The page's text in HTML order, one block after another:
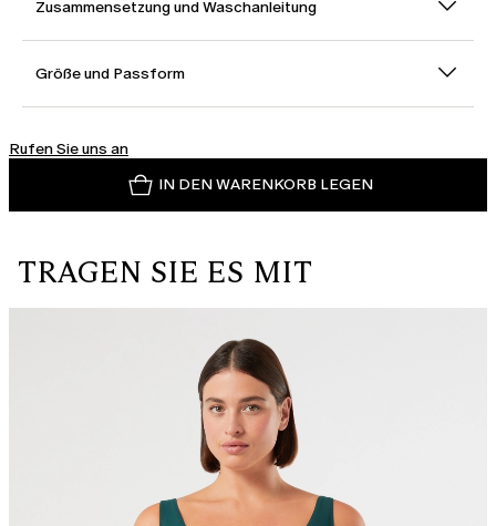
Zusammensetzung und Waschanleitung
Größe und Passform
Rufen Sie uns an
IN DEN WARENKORB LEGEN
TRAGEN SIE ES MIT